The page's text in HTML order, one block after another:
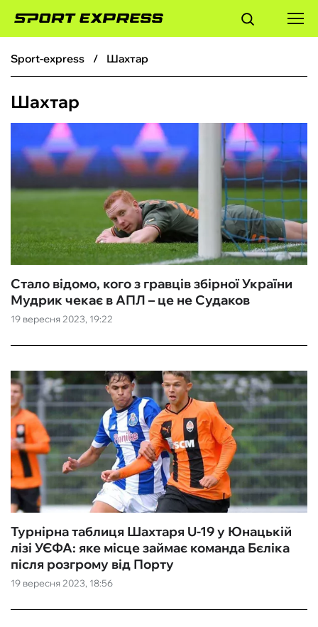
ФУТБОЛ
БАСКЕТБОЛ
БОКС
ХОКЕЙ
ТЕНІС
КІБЕРСПОРТ
ЧС-2026
ФУТЗАЛ
ІНШІ
БУКМЕКЕРИ
sport-express Шахтар
Шахтар
19 вересня 2023, 19:22
Стало відомо, кого з гравців збірної України
Мудрик чекає в АПЛ – це не Судаков
19 вересня 2023, 18:56
Турнірна таблиця Шахтаря U-19 у Юнацькій
лізі УЄФА: яке місце займає команда Бєліка
після розгрому від Порту